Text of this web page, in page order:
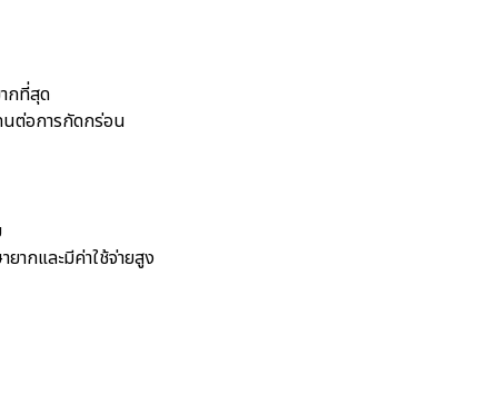
กที่สุด
ต่อการกัดกร่อน
ยากและมีค่าใช้จ่ายสูง